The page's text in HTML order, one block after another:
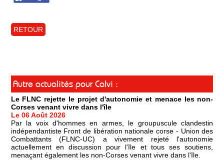
RETOUR
Autre actualités pour Calvi :
Le FLNC rejette le projet d'autonomie et menace les non-
Corses venant vivre dans l'île
Le 06 Août 2026
Par la voix d'hommes en armes, le groupuscule clandestin
indépendantiste Front de libération nationale corse - Union des
Combattants (FLNC-UC) a vivement rejeté l'autonomie
actuellement en discussion pour l'île et tous ses soutiens,
menaçant également les non-Corses venant vivre dans l'île.